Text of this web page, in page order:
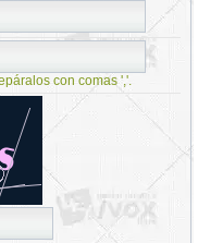
con comas ','.